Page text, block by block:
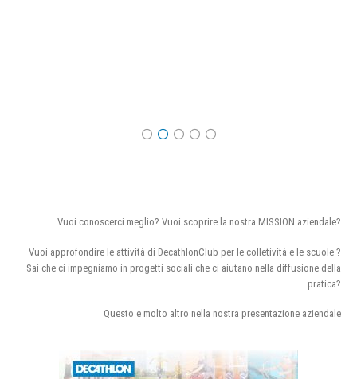
Vuoi conoscerci meglio? Vuoi scoprire la nostra MISSION aziendale?
Vuoi approfondire le attività di DecathlonClub per le colletività e le scuole ?
Sai che ci impegniamo in progetti sociali che ci aiutano nella diffusione della
pratica?
Questo e molto altro nella nostra presentazione aziendale